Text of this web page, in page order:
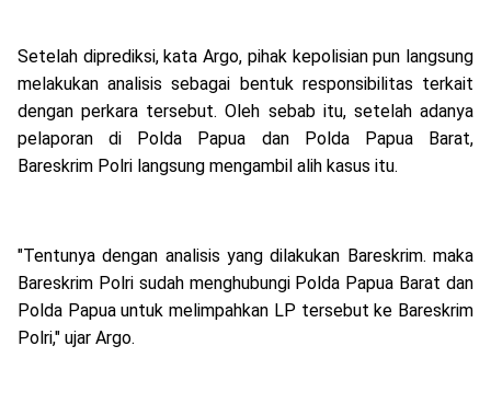
Setelah diprediksi, kata Argo, pihak kepolisian pun langsung
melakukan analisis sebagai bentuk responsibilitas terkait
dengan perkara tersebut. Oleh sebab itu, setelah adanya
pelaporan di Polda Papua dan Polda Papua Barat,
Bareskrim Polri langsung mengambil alih kasus itu.
"Tentunya dengan analisis yang dilakukan Bareskrim. maka
Bareskrim Polri sudah menghubungi Polda Papua Barat dan
Polda Papua untuk melimpahkan LP tersebut ke Bareskrim
Polri," ujar Argo.